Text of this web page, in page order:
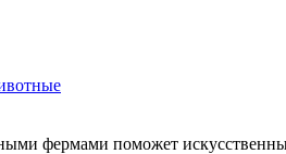
фермами поможет